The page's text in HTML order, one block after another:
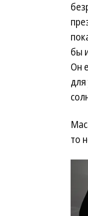
бы
Он
для
то